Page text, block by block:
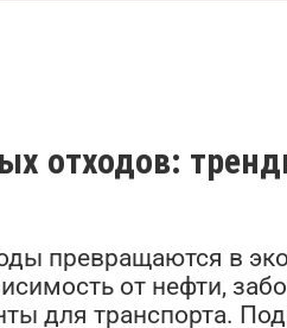
отходов:
превращаются в
от нефти,
для транспорта.